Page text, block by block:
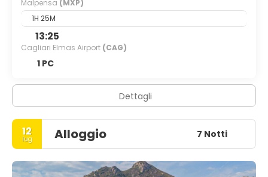
Malpensa (MXP)
1H 25M
13:25
Cagliari Elmas Airport (CAG)
1 PC
Dettagli
12
lug Alloggio 7 Notti